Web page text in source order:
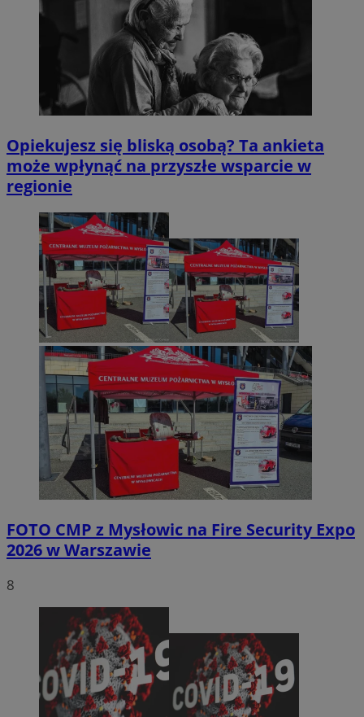
Opiekujesz się bliską osobą? Ta ankieta
może wpłynąć na przyszłe wsparcie w
regionie
FOTO CMP z Mysłowic na Fire Security Expo
2026 w Warszawie
8